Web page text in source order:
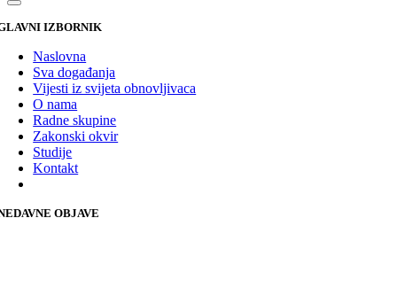
IZBORNIK
Naslovna
Sva događanja
Vijesti iz svijeta obnovljivaca
O nama
Radne skupine
Zakonski okvir
Studije
Kontakt
OBJAVE